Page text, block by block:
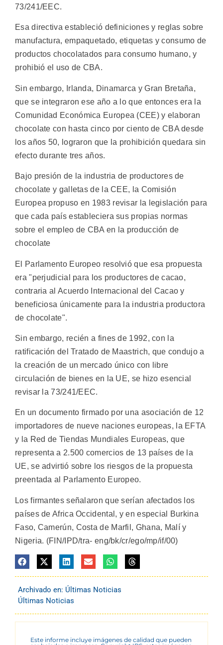
73/241/EEC.
Esa directiva estableció definiciones y reglas sobre
manufactura, empaquetado, etiquetas y consumo de
productos chocolatados para consumo humano, y
prohibió el uso de CBA.
Sin embargo, Irlanda, Dinamarca y Gran Bretaña,
que se integraron ese año a lo que entonces era la
Comunidad Económica Europea (CEE) y elaboran
chocolate con hasta cinco por ciento de CBA desde
los años 50, lograron que la prohibición quedara sin
efecto durante tres años.
Bajo presión de la industria de productores de
chocolate y galletas de la CEE, la Comisión
Europea propuso en 1983 revisar la legislación para
que cada país estableciera sus propias normas
sobre el empleo de CBA en la producción de
chocolate
El Parlamento Europeo resolvió que esa propuesta
era "perjudicial para los productores de cacao,
contraria al Acuerdo Internacional del Cacao y
beneficiosa únicamente para la industria productora
de chocolate".
Sin embargo, recién a fines de 1992, con la
ratificación del Tratado de Maastrich, que condujo a
la creación de un mercado único con libre
circulación de bienes en la UE, se hizo esencial
revisar la 73/241/EEC.
En un documento firmado por una asociación de 12
importadores de nueve naciones europeas, la EFTA
y la Red de Tiendas Mundiales Europeas, que
representa a 2.500 comercios de 13 países de la
UE, se advirtió sobre los riesgos de la propuesta
preentada al Parlamento Europeo.
Los firmantes señalaron que serían afectados los
países de Africa Occidental, y en especial Burkina
Faso, Camerún, Costa de Marfil, Ghana, Malí y
Nigeria. (FIN/IPD/tra- eng/bk/cr/ego/mp/if/00)
Archivado en: Últimas Noticias
Últimas Noticias
Este informe incluye imágenes de calidad que pueden